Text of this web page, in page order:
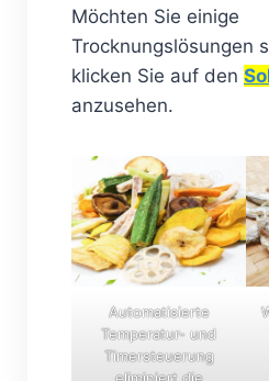
Möchten Sie einige
Trocknungslösungen
klicken Sie auf den
anzusehen.
Automatisierte
Temperatur- und
Timersteuerung